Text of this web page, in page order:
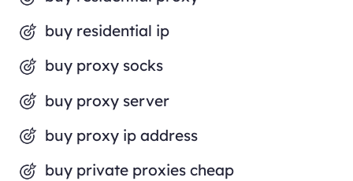
buy residential ip
buy proxy socks
buy proxy server
buy proxy ip address
buy private proxies cheap